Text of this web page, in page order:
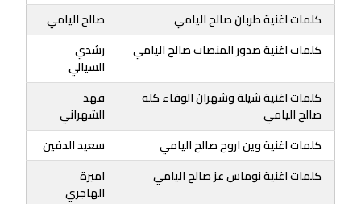
كلمات اغنية طربان صالح اليامي
صالح اليامي
كلمات اغنية صدور المنصات صالح اليامي
رشدي
السيالي
كلمات اغنية شيلة وشهران الوفاء كله
صالح اليامي
فهد
الشهراني
كلمات اغنية وين اروح صالح اليامي
سعيد الدفين
كلمات اغنية نوماس عز صالح اليامي
اميرة
الهاجري